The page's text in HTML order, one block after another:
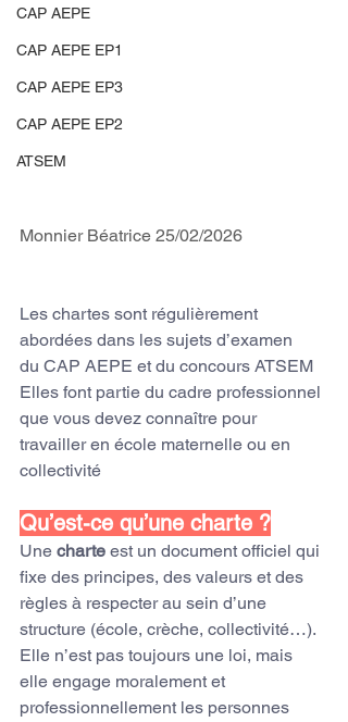
CAP AEPE
CAP AEPE EP1
CAP AEPE EP3
CAP AEPE EP2
ATSEM
Monnier Béatrice 25/02/2026
Les chartes sont régulièrement
abordées dans les sujets d’examen
du CAP AEPE et du concours ATSEM
Elles font partie du cadre professionnel
que vous devez connaître pour
travailler en école maternelle ou en
collectivité
Qu’est-ce qu’une charte ?
Une charte est un document officiel qui
fixe des principes, des valeurs et des
règles à respecter au sein d’une
structure (école, crèche, collectivité…).
Elle n’est pas toujours une loi, mais
elle engage moralement et
professionnellement les personnes